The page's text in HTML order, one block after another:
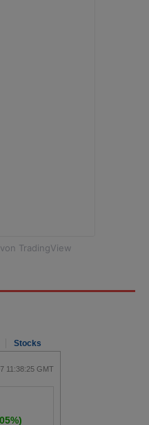
von TradingView